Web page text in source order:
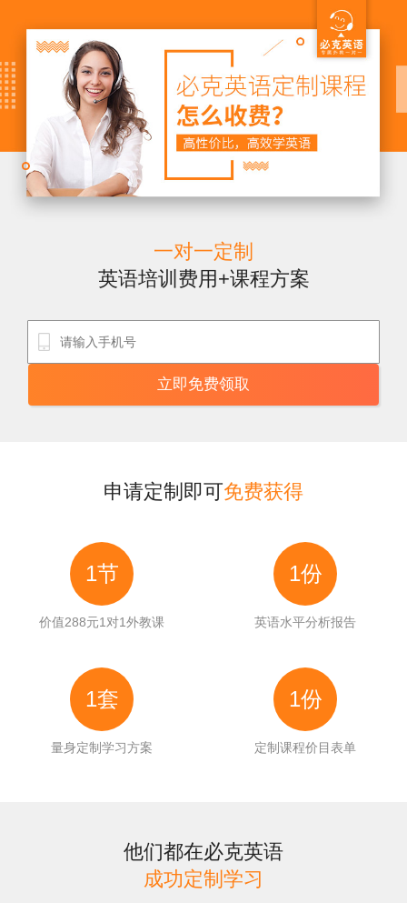
一对一定制
英语培训费用+课程方案
申请定制即可免费获得
1节
价值288元1对1外教课
1份
英语水平分析报告
1套
量身定制学习方案
1份
定制课程价目表单
他们都在必克英语
成功定制学习